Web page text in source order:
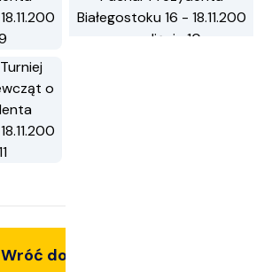
Wróć do aktualności